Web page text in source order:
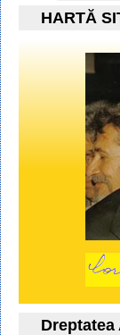
HARTĂ
Dreptatea